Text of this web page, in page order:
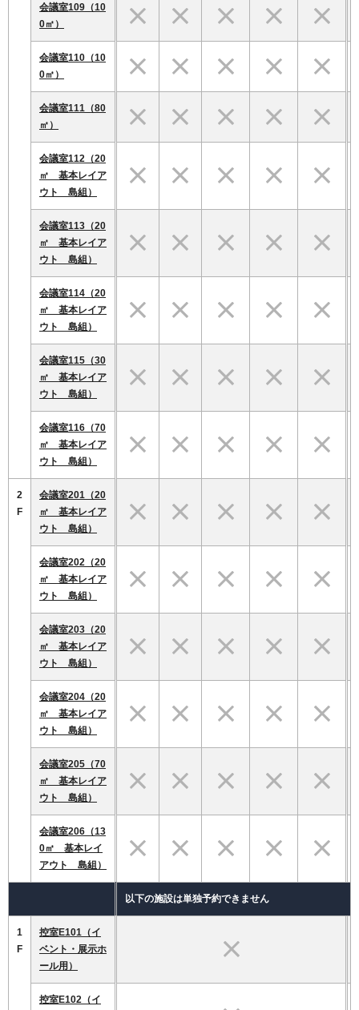
会議室109（10
0㎡）
会議室110（10
0㎡）
会議室111（80
㎡）
会議室112（20
㎡ 基本レイア
ウト 島組）
会議室113（20
㎡ 基本レイア
ウト 島組）
会議室114（20
㎡ 基本レイア
ウト 島組）
会議室115（30
㎡ 基本レイア
ウト 島組）
会議室116（70
㎡ 基本レイア
ウト 島組）
2
F
会議室201（20
㎡ 基本レイア
ウト 島組）
会議室202（20
㎡ 基本レイア
ウト 島組）
会議室203（20
㎡ 基本レイア
ウト 島組）
会議室204（20
㎡ 基本レイア
ウト 島組）
会議室205（70
㎡ 基本レイア
ウト 島組）
会議室206（13
0㎡ 基本レイ
アウト 島組）
以下の施設は単独予約できません
1
F
控室E101（イ
ベント・展示ホ
ール用）
控室E102（イ